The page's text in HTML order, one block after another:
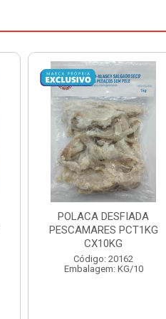
POSTA CORVINA PACOTE
1KG PESCAMARES CX
15KG
Código: 22469
Embalagem: KG/15